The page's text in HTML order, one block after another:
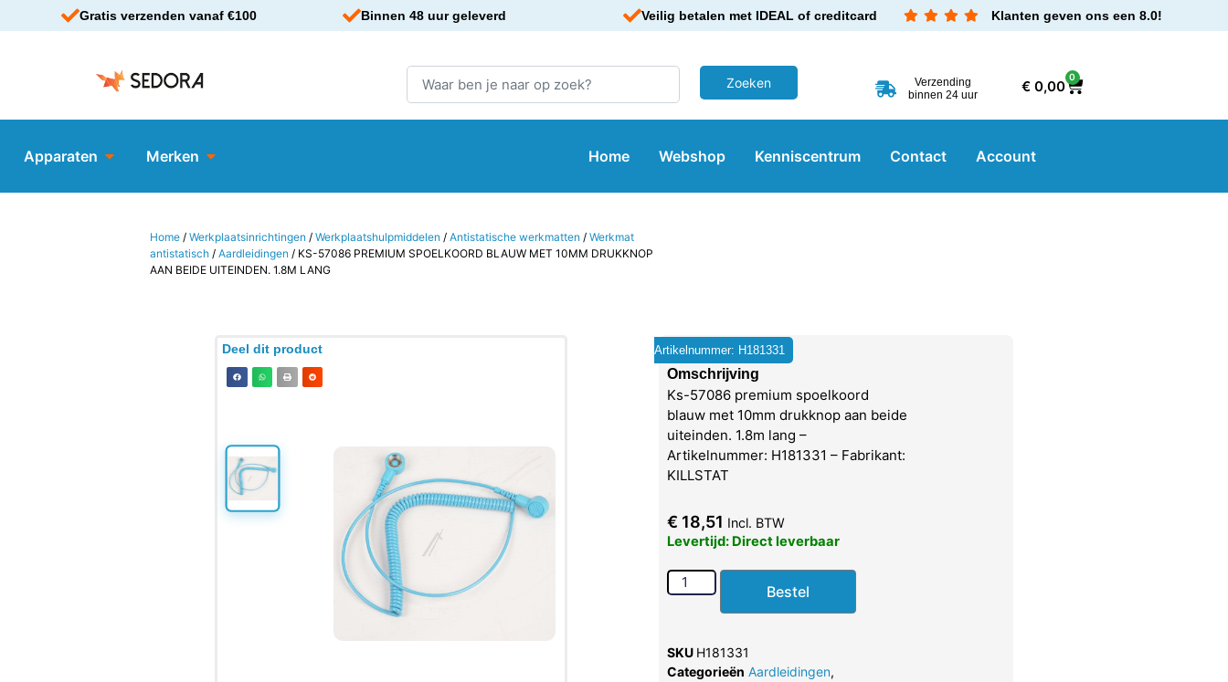
Gratis verzenden vanaf €100 Binnen 48 uur geleverd Veilig betalen met IDEAL of creditcard Klanten geven ons een 8.0!
Verzending
binnen 24 uur
€0,00
0
Apparaten Merken Home Webshop Kenniscentrum Contact Account
Home /Werkplaatsinrichtingen /Werkplaatshulpmiddelen /Antistatische werkmatten /Werkmat
antistatisch /Aardleidingen / KS-57086 PREMIUM SPOELKOORD BLAUW MET 10MM DRUKKNOP
AAN BEIDE UITEINDEN. 1.8M LANG
Deel dit product Artikelnummer: H181331
Omschrijving
Ks-57086 premium spoelkoord
blauw met 10mm drukknop aan beide
uiteinden. 1.8m lang –
Artikelnummer: H181331 – Fabrikant:
KILLSTAT
€ 18,51 Incl. BTW
Levertijd: Direct leverbaar
Bestel
SKU H181331
Categorieën Aardleidingen,